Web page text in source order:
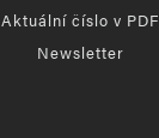
Aktuální číslo v PDF
Newsletter